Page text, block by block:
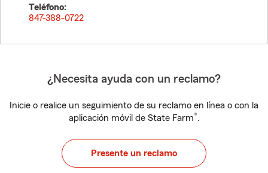
Teléfono:
847-388-0722
¿Necesita ayuda con un reclamo?
Inicie o realice un seguimiento de su reclamo en línea o con la
aplicación móvil de State Farm®.
Presente un reclamo